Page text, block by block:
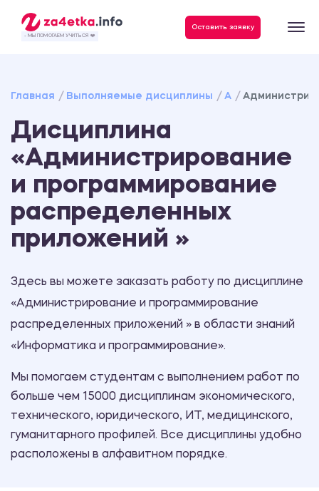
- МЫ ПОМОГАЕМ УЧИТЬСЯ ❤️
Оставить заявку
Главная Выполняемые дисциплины А
Дисциплина
«Администрирование
и программирование
распределенных
приложений »
Здесь вы можете заказать работу по дисциплине
«Администрирование и программирование
распределенных приложений » в области знаний
«Информатика и программирование».
Мы помогаем студентам с выполнением работ по
больше чем 15000 дисциплинам экономического,
технического, юридического, ИТ, медицинского,
гуманитарного профилей. Все дисциплины удобно
расположены в алфавитном порядке.